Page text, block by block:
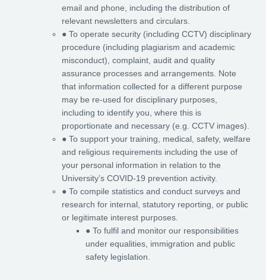
email and phone, including the distribution of
relevant newsletters and circulars.
● To operate security (including CCTV) disciplinary
procedure (including plagiarism and academic
misconduct), complaint, audit and quality
assurance processes and arrangements. Note
that information collected for a different purpose
may be re-used for disciplinary purposes,
including to identify you, where this is
proportionate and necessary (e.g. CCTV images).
● To support your training, medical, safety, welfare
and religious requirements including the use of
your personal information in relation to the
University’s COVID-19 prevention activity.
● To compile statistics and conduct surveys and
research for internal, statutory reporting, or public
or legitimate interest purposes.
● To fulfil and monitor our responsibilities
under equalities, immigration and public
safety legislation.